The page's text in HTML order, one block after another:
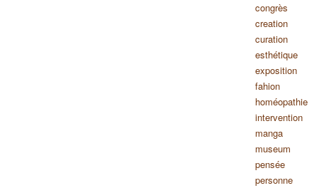
congrès
creation
curation
esthétique
exposition
fahion
homéopathie
intervention
manga
museum
pensée
personne